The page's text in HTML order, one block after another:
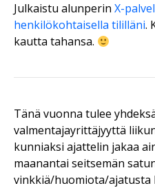
Julkaistu alunperin X-
henkilökohtaisella tililläni.
kautta tahansa.
Tänä vuonna tulee
valmentajayrittäjyyttä
kunniaksi ajattelin jakaa
maanantai seitsemän
vinkkiä/huomiota/ajatusta